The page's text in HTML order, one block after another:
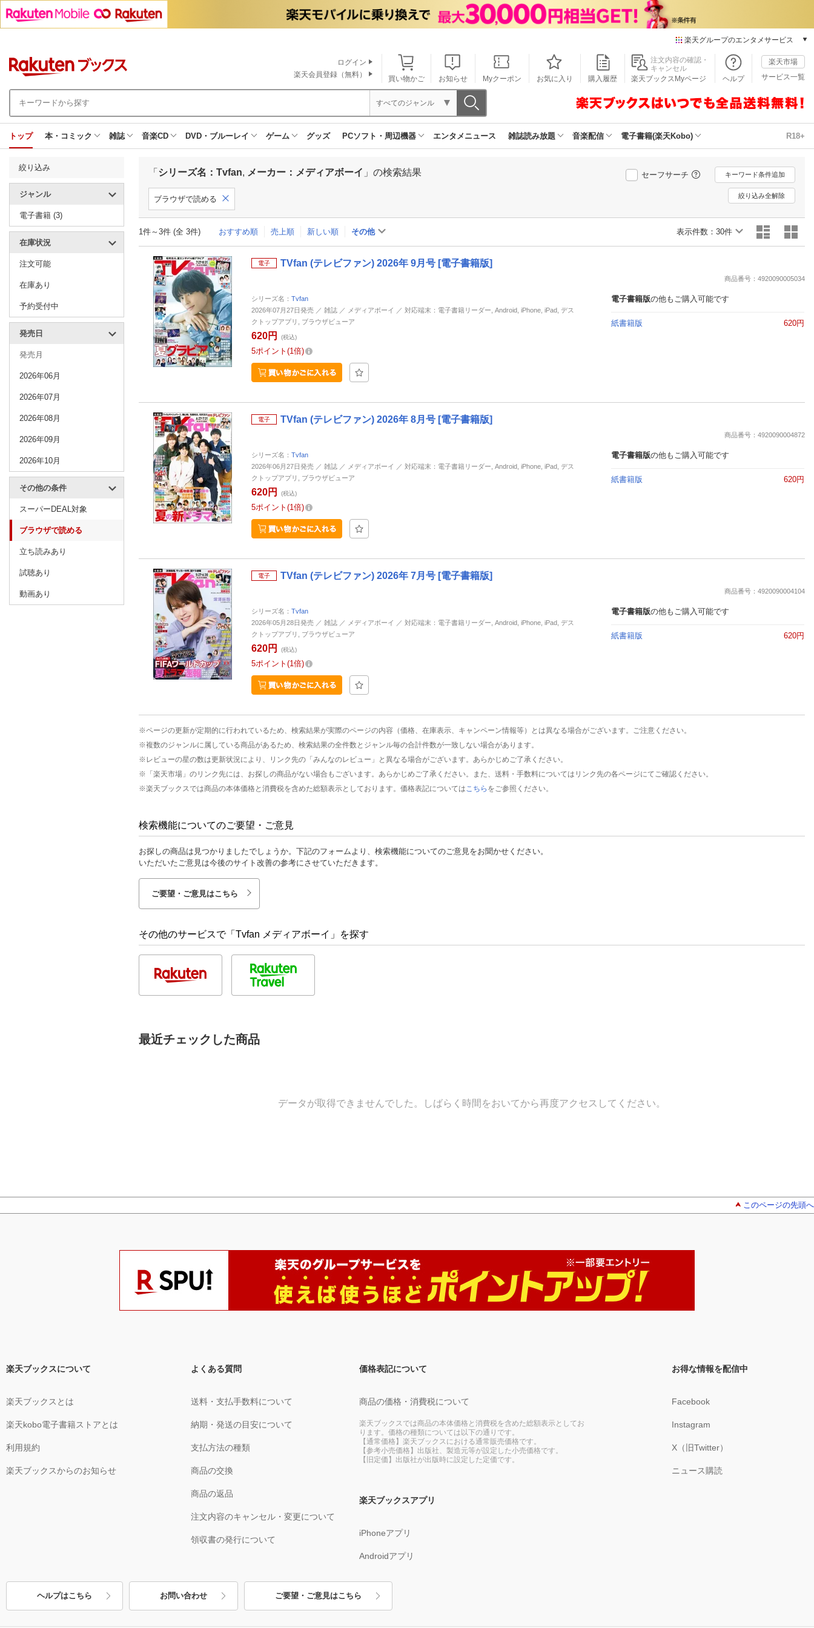
楽天グループのエンタメサービス
本/ゲーム/CD/DVD
楽天ブックス
楽天Kobo
動画配信
楽天TV
動画配信ガイド
無料テレビ
推し楽
買い物かご お知らせ Myクーポン お気に入り 購入履歴
注文内容の確認・
キャンセル
楽天ブックスMyページ
ヘルプ
楽天市場
サービス一覧
ログイン
楽天会員登録（無料）
すべてのジャンル
トップ 本・コミック 雑誌 音楽CD DVD・ブルーレイ ゲーム グッズ PCソフト・周辺機器 エンタメニュース 雑誌読み放題 音楽配信 電子書籍(楽天Kobo) R18+
絞り込み
ジャンル
電子書籍 (3)
在庫状況
注文可能
在庫あり
予約受付中
発売日
発売月
2026年06月
2026年07月
2026年08月
2026年09月
2026年10月
その他の条件
スーパーDEAL対象
ブラウザで読める
立ち読みあり
試聴あり
動画あり
「 シリーズ名：Tvfan, メーカー：メディアボーイ 」の検索結果 セーフサーチ キーワード条件追加
ブラウザで読める 絞り込み全解除
1件～3件 (全 3件) おすすめ順 売上順 新しい順 その他 表示件数： 30件
電子 TVfan (テレビファン) 2026年 9月号 [電子書籍版]
商品番号：4920090005034
シリーズ名： Tvfan
2026年07月27日発売 ／ 雑誌 ／ メディアボーイ ／ 対応端末：電子書籍リーダー, Android, iPhone, iPad, デス
クトップアプリ, ブラウザビューア
620円 (税込)
5ポイント 1倍
電子書籍版の他もご購入可能です
紙書籍版 620円
電子 TVfan (テレビファン) 2026年 8月号 [電子書籍版]
商品番号：4920090004872
シリーズ名： Tvfan
2026年06月27日発売 ／ 雑誌 ／ メディアボーイ ／ 対応端末：電子書籍リーダー, Android, iPhone, iPad, デス
クトップアプリ, ブラウザビューア
620円 (税込)
5ポイント 1倍
電子書籍版の他もご購入可能です
紙書籍版 620円
電子 TVfan (テレビファン) 2026年 7月号 [電子書籍版]
商品番号：4920090004104
シリーズ名： Tvfan
2026年05月28日発売 ／ 雑誌 ／ メディアボーイ ／ 対応端末：電子書籍リーダー, Android, iPhone, iPad, デス
クトップアプリ, ブラウザビューア
620円 (税込)
5ポイント 1倍
電子書籍版の他もご購入可能です
紙書籍版 620円
※ページの更新が定期的に行われているため、検索結果が実際のページの内容（価格、在庫表示、キャンペーン情報等）とは異なる場合がございます。ご注意ください。
※複数のジャンルに属している商品があるため、検索結果の全件数とジャンル毎の合計件数が一致しない場合があります。
※レビューの星の数は更新状況により、リンク先の「みんなのレビュー」と異なる場合がございます。あらかじめご了承ください。
※「楽天市場」のリンク先には、お探しの商品がない場合もございます。あらかじめご了承ください。また、送料・手数料についてはリンク先の各ページにてご確認ください。
※楽天ブックスでは商品の本体価格と消費税を含めた総額表示としております。価格表記については こちら をご参照ください。
検索機能についてのご要望・ご意見
お探しの商品は見つかりましたでしょうか。下記のフォームより、検索機能についてのご意見をお聞かせください。
いただいたご意見は今後のサイト改善の参考にさせていただきます。
ご要望・ご意見はこちら
その他のサービスで「Tvfan メディアボーイ」を探す
最近チェックした商品
データが取得できませんでした。しばらく時間をおいてから再度アクセスしてください。
このページの先頭へ
楽天ブックスについて
楽天ブックスとは
楽天kobo電子書籍ストアとは
利用規約
楽天ブックスからのお知らせ
よくある質問
送料・支払手数料について
納期・発送の目安について
支払方法の種類
商品の交換
商品の返品
注文内容のキャンセル・変更について
領収書の発行について
価格表記について
商品の価格・消費税について
楽天ブックスでは商品の本体価格と消費税を含めた総額表示としてお
ります。価格の種類については以下の通りです。
【通常価格】楽天ブックスにおける通常販売価格です。
【参考小売価格】出版社、製造元等が設定した小売価格です。
【旧定価】出版社が出版時に設定した定価です。
楽天ブックスアプリ
iPhoneアプリ
Androidアプリ
お得な情報を配信中
Facebook
Instagram
X（旧Twitter）
ニュース購読
ヘルプはこちら お問い合わせ ご要望・ご意見はこちら